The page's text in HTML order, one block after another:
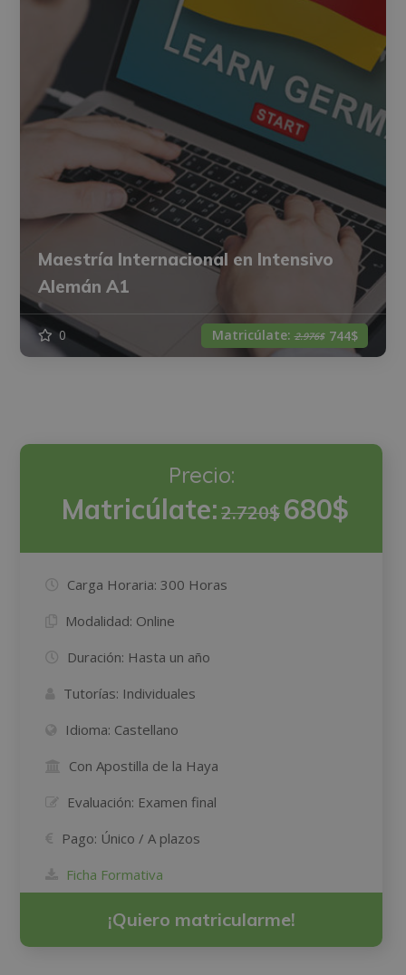
Maestría Internacional en Intensivo
Alemán A1
0 Matricúlate:2.976$ 744$
Precio:
Matricúlate:2.720$ 680$
Carga Horaria: 300 Horas
Modalidad: Online
Duración: Hasta un año
Tutorías: Individuales
Idioma: Castellano
Con Apostilla de la Haya
Evaluación: Examen final
Pago: Único / A plazos
Ficha Formativa
¡Quiero matricularme!